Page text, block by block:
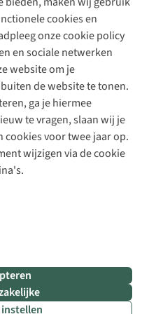
cookies en
onze cookie policy
en sociale netwerken
website om je
de website te tonen.
ga je hiermee
te vragen, slaan wij je
voor twee jaar op.
wijzigen via de cookie
us
Algemene voorwaarden